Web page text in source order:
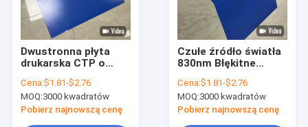
O nas
Wycieczka po fabryce
Dwustronna płyta
drukarska CTP o
do 0,40 mm i źródle
światła wrażliwym na
830 nm
Cena:$1.81-$2.76
MOQ:3000 kwadratów
Pobierz najnowszą cenę
Czułe źródło światła
830nm Błękitne
CTP
Cena:$1.81-$2.76
MOQ:3000 kwadratów
Pobierz najnowszą cenę